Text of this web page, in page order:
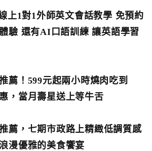
上1對1外師英文會話教學 免預約
驗 還有AI口語訓練 讓英語學習
薦！599元起兩小時燒肉吃到
，當月壽星送上等牛舌
薦，七期市政路上精緻低調質感
漫優雅的美食饗宴